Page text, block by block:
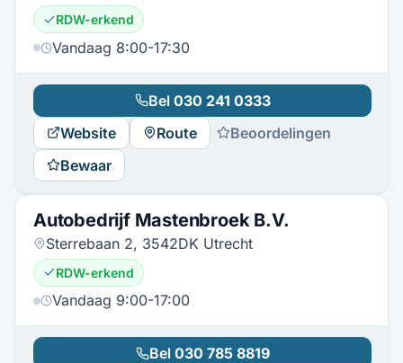
RDW-erkend
Vandaag 8:00-17:30
Bel 030 241 0333
Website
Route
Beoordelingen
Bewaar
Autobedrijf Mastenbroek B.V.
Sterrebaan 2, 3542DK Utrecht
RDW-erkend
Vandaag 9:00-17:00
Bel 030 785 8819